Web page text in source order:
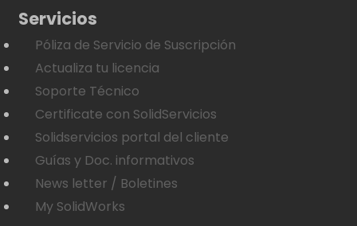
Servicios
Póliza de Servicio de Suscripción
Actualiza tu licencia
Soporte Técnico
Certificate con SolidServicios
Solidservicios portal del cliente
Guías y Doc. informativos
News letter / Boletines
My SolidWorks